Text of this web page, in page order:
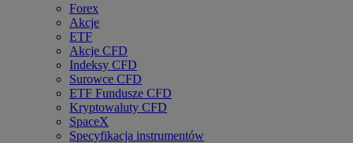
Forex
Akcje
ETF
Akcje CFD
Indeksy CFD
Surowce CFD
ETF Fundusze CFD
Kryptowaluty CFD
SpaceX
Specyfikacja instrumentów